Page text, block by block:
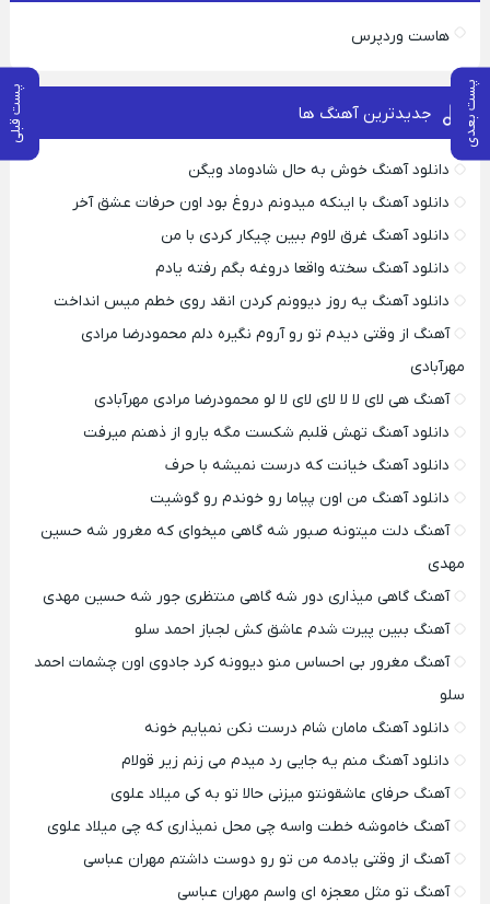
پست بعدی پست قبلی
هاست وردپرس
جدیدترین آهنگ ها
دانلود آهنگ خوش به حال شادوماد ویگن
دانلود آهنگ با اینکه میدونم دروغ بود اون حرفات عشق آخر
دانلود آهنگ غرق لاوم ببین چیکار کردی با من
دانلود آهنگ سخته واقعا دروغه بگم رفته یادم
دانلود آهنگ یه روز دیوونم کردن انقد روی خطم میس انداخت
آهنگ از وقتی دیدم تو رو آروم نگیره دلم محمودرضا مرادی
مهرآبادی
آهنگ هی لای لا لا لای لای لا لو محمودرضا مرادی مهرآبادی
دانلود آهنگ تهش قلبم شکست مگه یارو از ذهنم میرفت
دانلود آهنگ خیانت که درست نمیشه با حرف
دانلود آهنگ من اون پیاما رو خوندم رو گوشیت
آهنگ دلت میتونه صبور شه گاهی میخوای که مغرور شه حسین
مهدی
آهنگ گاهی میذاری دور شه گاهی منتظری جور شه حسین مهدی
آهنگ ببین پیرت شدم عاشق کش لجباز احمد سلو
آهنگ مغرور بی احساس منو دیوونه کرد جادوی اون چشمات احمد
سلو
دانلود آهنگ مامان شام درست نکن نمیایم خونه
دانلود آهنگ منم یه جایی رد میدم می زنم زیر قولام
آهنگ حرفای عاشقونتو میزنی حالا تو به کی میلاد علوی
آهنگ خاموشه خطت واسه چی محل نمیذاری که چی میلاد علوی
آهنگ از وقتی یادمه من تو رو دوست داشتم مهران عباسی
آهنگ تو مثل معجزه ای واسم مهران عباسی